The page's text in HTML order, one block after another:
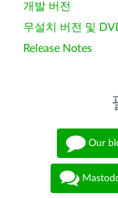
개발 버전
무설치 버전 및
Release Notes
Our